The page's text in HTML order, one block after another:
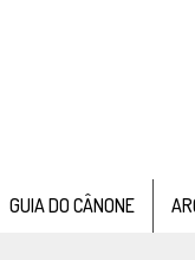
GUIA DO CÂNONE